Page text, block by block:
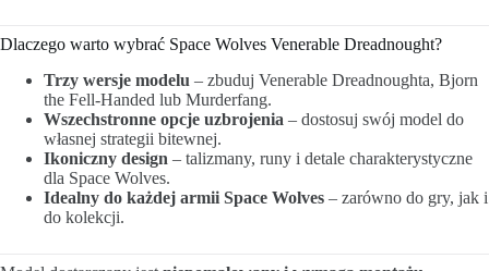
Dlaczego warto wybrać Space Wolves Venerable Dreadnought?
Trzy wersje modelu – zbuduj Venerable Dreadnoughta, Bjorn
the Fell-Handed lub Murderfang.
Wszechstronne opcje uzbrojenia – dostosuj swój model do
własnej strategii bitewnej.
Ikoniczny design – talizmany, runy i detale charakterystyczne
dla Space Wolves.
Idealny do każdej armii Space Wolves – zarówno do gry, jak i
do kolekcji.